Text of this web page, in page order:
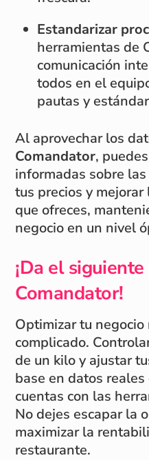
Estandarizar
herramientas de
comunicación
todos en el
pautas y
Al aprovechar los
Comandator,
informadas sobre
tus precios y
que ofreces,
negocio en un nivel
¡Da el
Comandator!
Optimizar tu
complicado.
de un kilo y ajustar
base en datos
cuentas con las
No dejes escapar la
maximizar la
restaurante.